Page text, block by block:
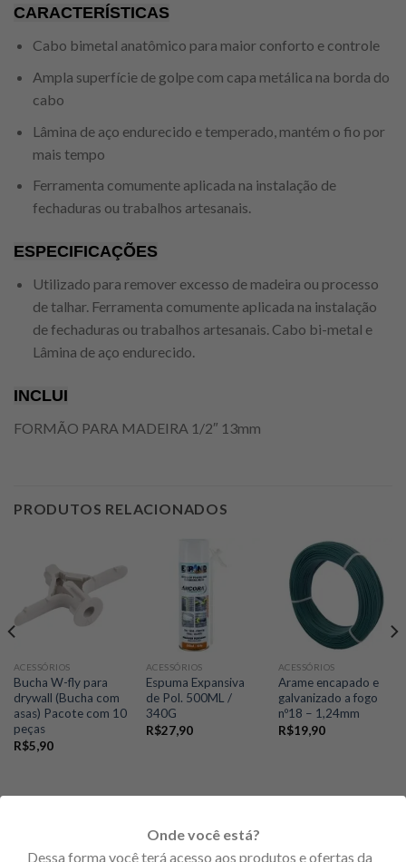
CARACTERÍSTICAS
Cabo bimetal anatômico para maior conforto e controle
Ampla superfície de golpe com capa metálica na borda do
cabo
Lâmina de aço endurecido e temperado, mantém o fio por
mais tempo
Ferramenta comumente aplicada na instalação de
fechaduras ou trabalhos artesanais.
ESPECIFICAÇÕES
Utilizado para remover excesso de madeira ou processo
de talhar. Ferramenta comumente aplicada na instalação
de fechaduras ou trabalhos artesanais. Cabo bi-metal e
Lâmina de aço endurecido.
INCLUI
FORMÃO PARA MADEIRA 1/2″ 13mm
PRODUTOS RELACIONADOS
ACESSÓRIOS
Bucha W-fly para
drywall (Bucha com
asas) Pacote com 10
peças
R$5,90
ACESSÓRIOS
Espuma Expansiva
de Pol. 500ML /
340G
R$27,90
ACESSÓRIOS
Arame encapado e
galvanizado a fogo
nº18 – 1,24mm
R$19,90
PRODUTOS EM PROMOÇÃO
Onde você está?
Dessa forma você terá acesso aos produtos e ofertas da